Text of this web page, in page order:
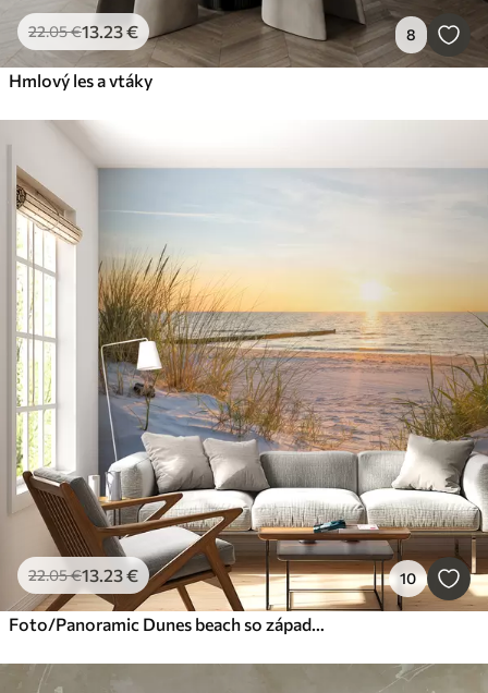
22.05€13.23€ 8
Hmlový les a vtáky
22.05€13.23€ 10
Foto/Panoramic Dunes beach so západom slnka